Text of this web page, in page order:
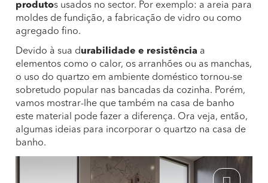
produtos usados no sector. Por exemplo: a areia para
moldes de fundição, a fabricação de vidro ou como
agregado fino.
Devido à sua durabilidade e resistência a
elementos como o calor, os arranhões ou as manchas,
o uso do quartzo em ambiente doméstico tornou-se
sobretudo popular nas bancadas da cozinha. Porém,
vamos mostrar-lhe que também na casa de banho
este material pode fazer a diferença. Ora veja, então,
algumas ideias para incorporar o quartzo na casa de
banho.